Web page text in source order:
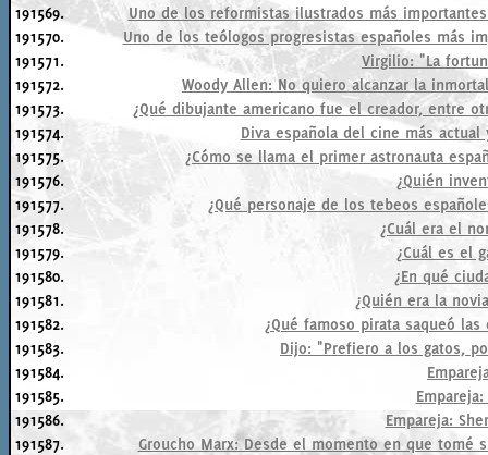
191569.
Uno de los reformistas ilustrados más
191570.
Uno de los teólogos progresistas españoles más
191571.
Virgilio: "La
191572.
Woody Allen: No quiero alcanzar la
191573.
¿Qué dibujante americano fue el creador, entre
191574.
Diva española del cine más
191575.
¿Cómo se llama el primer astronauta
191576.
¿Quién
191577.
¿Qué personaje de los tebeos
191578.
¿Cuál era el
191579.
¿Cuál es el
191580.
¿En qué
191581.
¿Quién era la
191582.
¿Qué famoso pirata saqueó
191583.
Dijo: "Prefiero a los gatos,
191584.
191585.
191586.
Empareja:
191587.
Groucho Marx: Desde el momento en que tomé